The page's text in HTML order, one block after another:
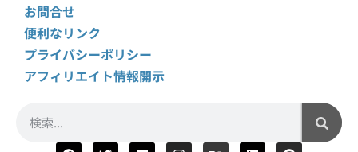
お問合せ
便利なリンク
プライバシーポリシー
アフィリエイト情報開示